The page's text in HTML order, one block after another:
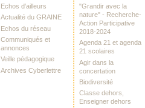
Echos d’ailleurs
Actualité du GRAINE
Echos du réseau
Communiqués et
annonces
Veille pédagogique
Archives Cyberlettre
"Grandir avec la
nature" - Recherche-
Action Participative
2018-2024
Agenda 21 et agenda
21 scolaires
Agir dans la
concertation
Biodiversité
Classe dehors,
Enseigner dehors